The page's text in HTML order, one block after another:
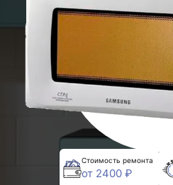
Стоимость ремонта
от 2400 ₽